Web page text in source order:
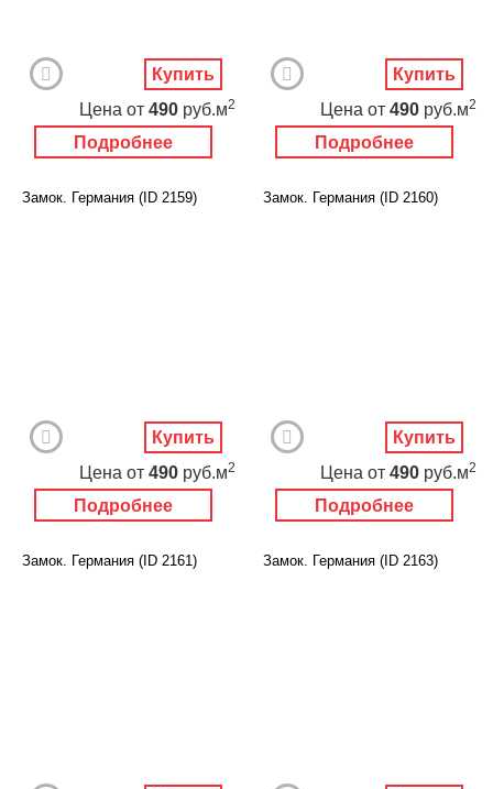
Подробнее
Цена от 490 руб.м2
Купить
Подробнее
Цена от 490 руб.м2
Купить
Замок. Германия (ID 2159)
Подробнее
Цена от 490 руб.м2
Купить
Замок. Германия (ID 2160)
Подробнее
Цена от 490 руб.м2
Купить
Замок. Германия (ID 2161) Замок. Германия (ID 2163)